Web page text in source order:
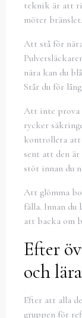
teknik är att
möter bränslet.
Att stå för
nära kan du
Står du för
Att inte prova
rycker
kontrollera att
sent att den
stöt innan du
Att glömma
fälla. Innan
att backa om
Efter
och
Efter att alla
gruppen för